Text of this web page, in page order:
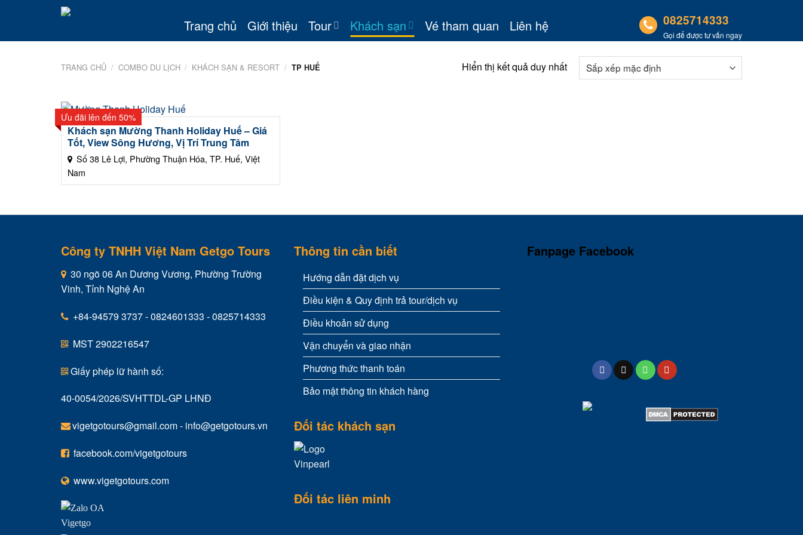
Trang chủ Giới thiệu Tour Khách sạn Vé tham quan Liên hệ 0825714333
Gọi để được tư vấn ngay
TRANG CHỦ / COMBO DU LỊCH / KHÁCH SẠN & RESORT / TP HUẾ Hiển thị kết quả duy nhất
Ưu đãi lên đến 50%
Khách sạn Mường Thanh Holiday Huế – Giá
Tốt, View Sông Hương, Vị Trí Trung Tâm
Số 38 Lê Lợi, Phường Thuận Hóa, TP. Huế, Việt
Nam
Công ty TNHH Việt Nam Getgo Tours
30 ngõ 06 An Dương Vương, Phường Trường
Vinh, Tỉnh Nghệ An
+84-94579 3737 - 0824601333 - 0825714333
MST 2902216547
Giấy phép lữ hành số:
40-0054/2026/SVHTTDL-GP LHNĐ
vigetgotours@gmail.com- info@getgotours.vn
facebook.com/vigetgotours
www.vigetgotours.com
Thông tin cần biết
Hướng dẫn đặt dịch vụ
Điều kiện & Quy định trả tour/dịch vụ
Điều khoản sử dụng
Vận chuyển và giao nhận
Phương thức thanh toán
Bảo mật thông tin khách hàng
Đối tác khách sạn
Đối tác liên minh
Fanpage Facebook